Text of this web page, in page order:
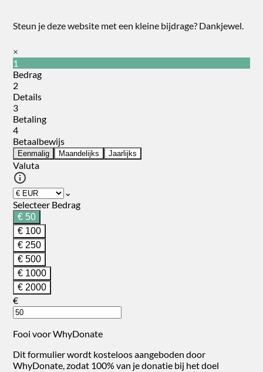
Steun je deze website met een kleine bijdrage? Dankjewel.